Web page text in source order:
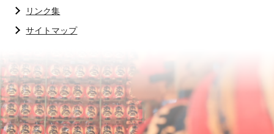
リンク集
サイトマップ